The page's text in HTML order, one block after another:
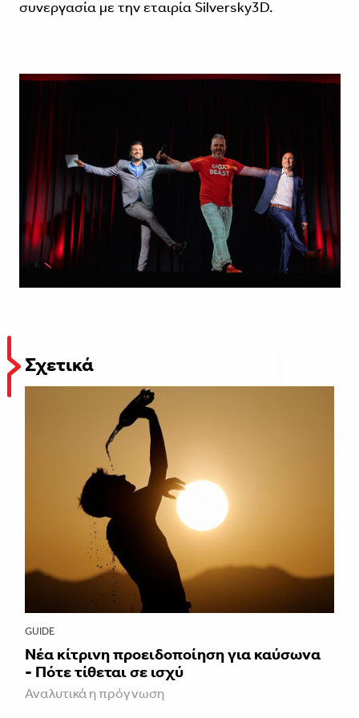
συνεργασία με την εταιρία Silversky3D.
Σχετικά
GUIDE
Νέα κίτρινη προειδοποίηση για καύσωνα
- Πότε τίθεται σε ισχύ
Αναλυτικά η πρόγνωση